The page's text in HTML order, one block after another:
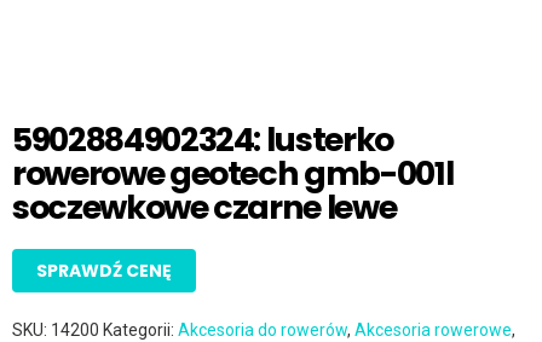
5902884902324: lusterko
rowerowe geotech gmb-001l
soczewkowe czarne lewe
SPRAWDŹ CENĘ
SKU: 14200 Kategorii: Akcesoria do rowerów, Akcesoria rowerowe,